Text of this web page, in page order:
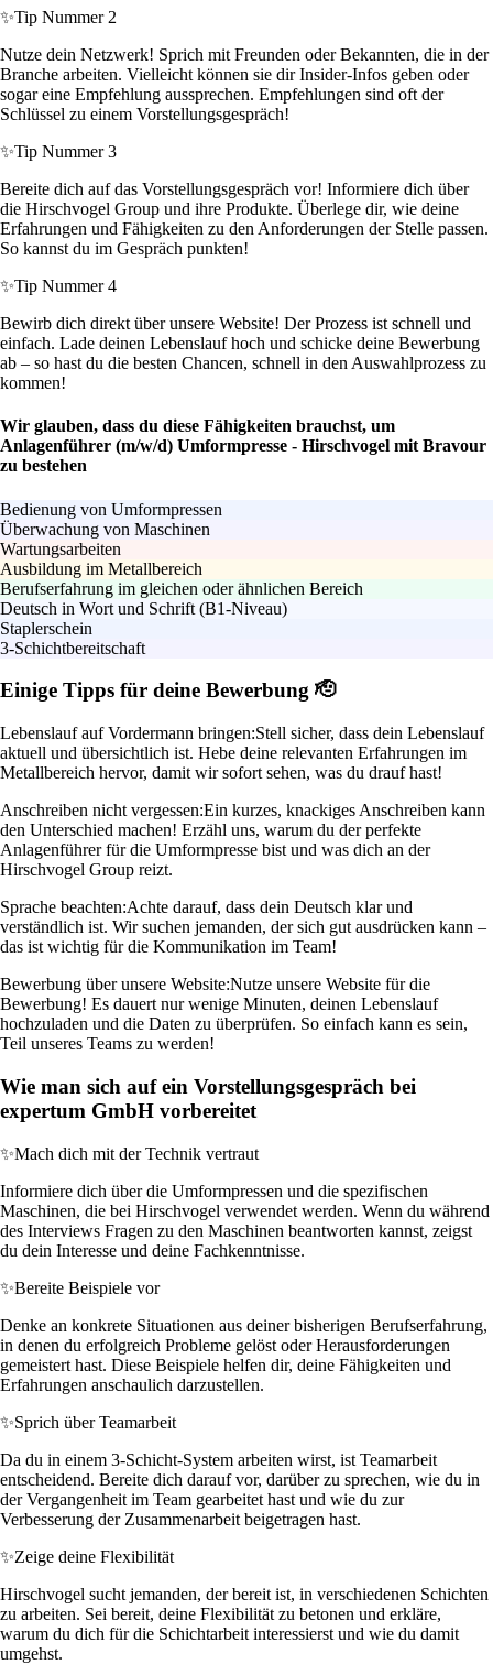
✨Tip Nummer 2
Nutze dein Netzwerk! Sprich mit Freunden oder Bekannten, die in der
Branche arbeiten. Vielleicht können sie dir Insider-Infos geben oder
sogar eine Empfehlung aussprechen. Empfehlungen sind oft der
Schlüssel zu einem Vorstellungsgespräch!
✨Tip Nummer 3
Bereite dich auf das Vorstellungsgespräch vor! Informiere dich über
die Hirschvogel Group und ihre Produkte. Überlege dir, wie deine
Erfahrungen und Fähigkeiten zu den Anforderungen der Stelle passen.
So kannst du im Gespräch punkten!
✨Tip Nummer 4
Bewirb dich direkt über unsere Website! Der Prozess ist schnell und
einfach. Lade deinen Lebenslauf hoch und schicke deine Bewerbung
ab – so hast du die besten Chancen, schnell in den Auswahlprozess zu
kommen!
Wir glauben, dass du diese Fähigkeiten brauchst, um
Anlagenführer (m/w/d) Umformpresse - Hirschvogel mit Bravour
zu bestehen
Bedienung von Umformpressen
Überwachung von Maschinen
Wartungsarbeiten
Ausbildung im Metallbereich
Berufserfahrung im gleichen oder ähnlichen Bereich
Deutsch in Wort und Schrift (B1-Niveau)
Staplerschein
3-Schichtbereitschaft
Einige Tipps für deine Bewerbung 🫡
Lebenslauf auf Vordermann bringen:Stell sicher, dass dein Lebenslauf
aktuell und übersichtlich ist. Hebe deine relevanten Erfahrungen im
Metallbereich hervor, damit wir sofort sehen, was du drauf hast!
Anschreiben nicht vergessen:Ein kurzes, knackiges Anschreiben kann
den Unterschied machen! Erzähl uns, warum du der perfekte
Anlagenführer für die Umformpresse bist und was dich an der
Hirschvogel Group reizt.
Sprache beachten:Achte darauf, dass dein Deutsch klar und
verständlich ist. Wir suchen jemanden, der sich gut ausdrücken kann –
das ist wichtig für die Kommunikation im Team!
Bewerbung über unsere Website:Nutze unsere Website für die
Bewerbung! Es dauert nur wenige Minuten, deinen Lebenslauf
hochzuladen und die Daten zu überprüfen. So einfach kann es sein,
Teil unseres Teams zu werden!
Wie man sich auf ein Vorstellungsgespräch bei
expertum GmbH vorbereitet
✨Mach dich mit der Technik vertraut
Informiere dich über die Umformpressen und die spezifischen
Maschinen, die bei Hirschvogel verwendet werden. Wenn du während
des Interviews Fragen zu den Maschinen beantworten kannst, zeigst
du dein Interesse und deine Fachkenntnisse.
✨Bereite Beispiele vor
Denke an konkrete Situationen aus deiner bisherigen Berufserfahrung,
in denen du erfolgreich Probleme gelöst oder Herausforderungen
gemeistert hast. Diese Beispiele helfen dir, deine Fähigkeiten und
Erfahrungen anschaulich darzustellen.
✨Sprich über Teamarbeit
Da du in einem 3-Schicht-System arbeiten wirst, ist Teamarbeit
entscheidend. Bereite dich darauf vor, darüber zu sprechen, wie du in
der Vergangenheit im Team gearbeitet hast und wie du zur
Verbesserung der Zusammenarbeit beigetragen hast.
✨Zeige deine Flexibilität
Hirschvogel sucht jemanden, der bereit ist, in verschiedenen Schichten
zu arbeiten. Sei bereit, deine Flexibilität zu betonen und erkläre,
warum du dich für die Schichtarbeit interessierst und wie du damit
umgehst.